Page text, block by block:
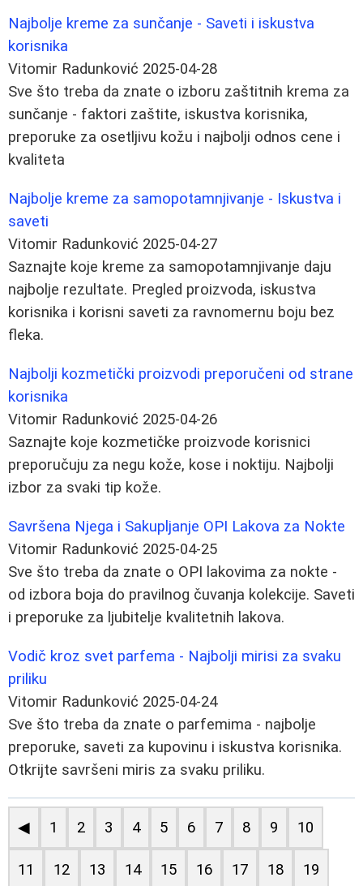
Najbolje kreme za sunčanje - Saveti i iskustva
korisnika
Vitomir Radunković 2025-04-28
Sve što treba da znate o izboru zaštitnih krema za
sunčanje - faktori zaštite, iskustva korisnika,
preporuke za osetljivu kožu i najbolji odnos cene i
kvaliteta
Najbolje kreme za samopotamnjivanje - Iskustva i
saveti
Vitomir Radunković 2025-04-27
Saznajte koje kreme za samopotamnjivanje daju
najbolje rezultate. Pregled proizvoda, iskustva
korisnika i korisni saveti za ravnomernu boju bez
fleka.
Najbolji kozmetički proizvodi preporučeni od strane
korisnika
Vitomir Radunković 2025-04-26
Saznajte koje kozmetičke proizvode korisnici
preporučuju za negu kože, kose i noktiju. Najbolji
izbor za svaki tip kože.
Savršena Njega i Sakupljanje OPI Lakova za Nokte
Vitomir Radunković 2025-04-25
Sve što treba da znate o OPI lakovima za nokte -
od izbora boja do pravilnog čuvanja kolekcije. Saveti
i preporuke za ljubitelje kvalitetnih lakova.
Vodič kroz svet parfema - Najbolji mirisi za svaku
priliku
Vitomir Radunković 2025-04-24
Sve što treba da znate o parfemima - najbolje
preporuke, saveti za kupovinu i iskustva korisnika.
Otkrijte savršeni miris za svaku priliku.
◀ 1 2 3 4 5 6 7 8 9 10
11 12 13 14 15 16 17 18 19